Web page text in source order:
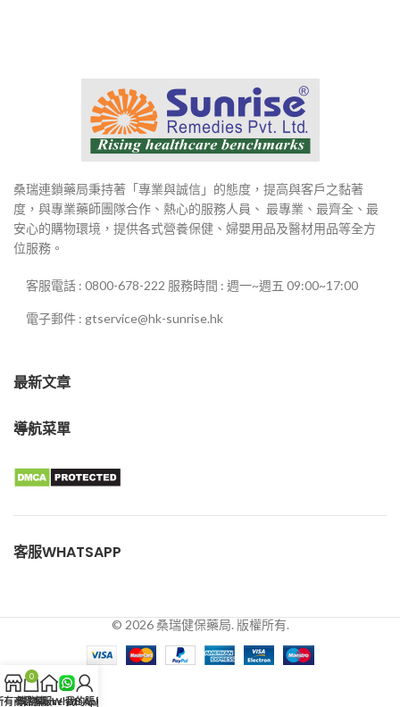
桑瑞連鎖藥局秉持著「專業與誠信」的態度，提高與客戶之黏著
度，與專業藥師團隊合作、熱心的服務人員、 最專業、最齊全、最
安心的購物環境，提供各式營養保健、婦嬰用品及醫材用品等全方
位服務。
客服電話 : 0800-678-222 服務時間 : 週一~週五 09:00~17:00
電子郵件 : gtservice@hk-sunrise.hk
最新文章
導航菜單
客服WHATSAPP
© 2026 桑瑞健保藥局. 版權所有.
有商品
0
購物車Home
客服WhatsApp
我的賬戶